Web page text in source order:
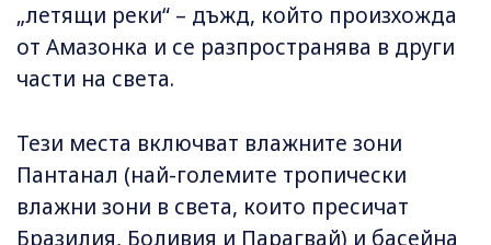
„летящи реки“ – дъжд, който произхожда
от Амазонка и се разпространява в други
части на света.
Тези места включват влажните зони
Пантанал (най-големите тропически
влажни зони в света, които пресичат
Бразилия, Боливия и Парагвай) и басейна